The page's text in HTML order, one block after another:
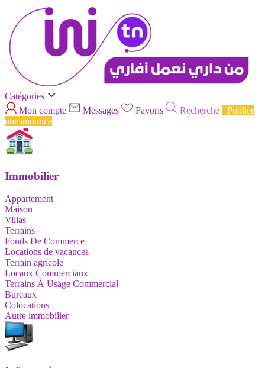
Catégories
Mon compte
Messages Favoris Recherche
Publier
une annonce
Immobilier
Appartement
Maison
Villas
Terrains
Fonds De Commerce
Locations de vacances
Terrain agricole
Locaux Commerciaux
Terrains À Usage Commercial
Bureaux
Colocations
Autre immobilier